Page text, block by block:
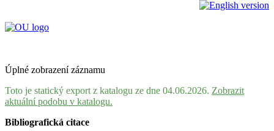
Úplné zobrazení záznamu
Toto je statický export z katalogu ze dne 04.06.2026. Zobrazit
aktuální podobu v katalogu.
Bibliografická citace